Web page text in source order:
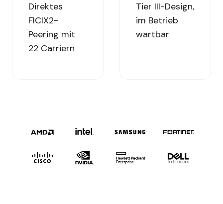
Direktes
FICIX2-
Peering mit
22 Carriern
Tier III-Design,
im Betrieb
wartbar